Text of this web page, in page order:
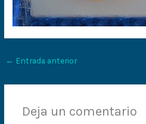
← Entrada anterior
Deja un comentario